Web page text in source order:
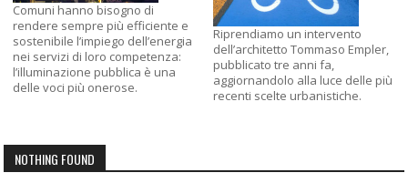
Comuni hanno bisogno di
rendere sempre più efficiente e
sostenibile l’impiego dell’energia
nei servizi di loro competenza:
l’illuminazione pubblica è una
delle voci più onerose.
Riprendiamo un intervento
dell’architetto Tommaso Empler,
pubblicato tre anni fa,
aggiornandolo alla luce delle più
recenti scelte urbanistiche.
NOTHING FOUND